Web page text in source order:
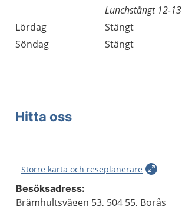
Lunchstängt 12-13
Lördag
Stängt
Söndag
Stängt
Hitta oss
Större karta och reseplanerare
Besöksadress:
Brämhultsvägen 53, 504 55, Borås